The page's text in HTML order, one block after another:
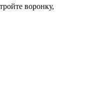
воронку,